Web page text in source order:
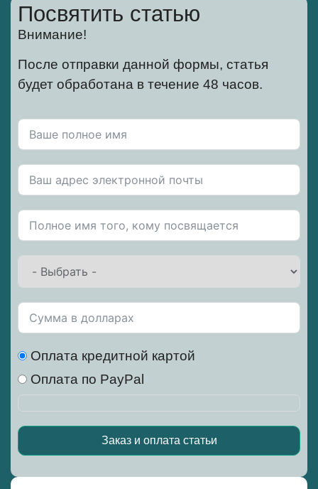
Посвятить статью
Внимание!
После отправки данной формы, статья
будет обработана в течение 48 часов.
Оплата кредитной картой
Оплата по PayPal
Заказ и оплата статьи
Alternative: